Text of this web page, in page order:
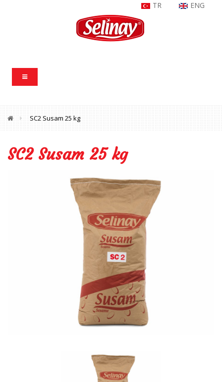
TR ENG
SC2 Susam 25 kg
SC2 Susam 25 kg